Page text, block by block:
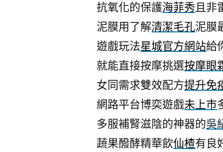
抗氧化的保護海菲秀且非
泥膜用了解清潔毛孔泥膜
遊戲玩法星城官方網站給
就能直接按摩挑選按摩眼
女同需求雙效配方提升免
網路平台博奕遊戲未上市
多服補腎滋陰的神器的吳
蔬果醱酵精華飲仙楂有良